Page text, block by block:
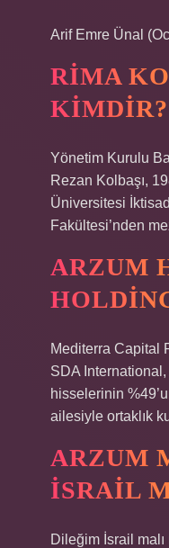
Arif Emre Ünal
RIMA
KIMDIR?
Yönetim Kurulu
Rezan Kolbaşı,
Üniversitesi
Fakültesi’nden
ARZUM
Mediterra Capital
SDA
hisselerinin
ailesiyle ortaklık
ARZUM
İSRAIL
Dileğim İsrail malı